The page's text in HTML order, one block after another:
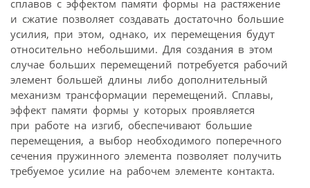
сплавов с эффектом памяти формы на растяжение
и сжатие позволяет создавать достаточно большие
усилия, при этом, однако, их перемещения будут
относительно небольшими. Для создания в этом
случае больших перемещений потребуется рабочий
элемент большей длины либо дополнительный
механизм трансформации перемещений. Сплавы,
эффект памяти формы у которых проявляется
при работе на изгиб, обеспечивают большие
перемещения, а выбор необходимого поперечного
сечения пружинного элемента позволяет получить
требуемое усилие на рабочем элементе контакта.